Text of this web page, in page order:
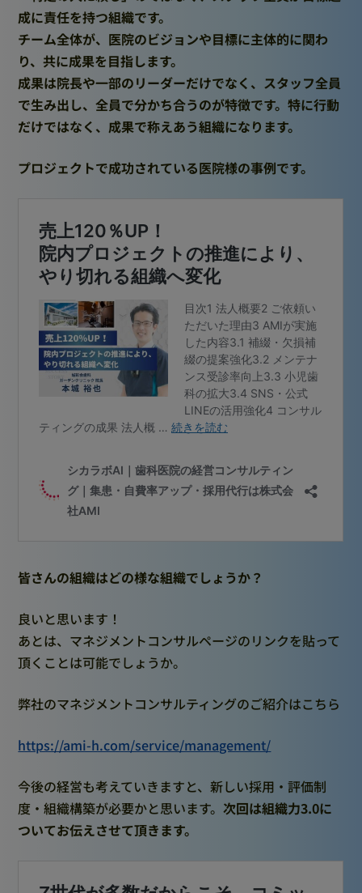
成に責任を持つ組織です。
チーム全体が、医院のビジョンや目標に主体的に関わ
り、共に成果を目指します。
成果は院長や一部のリーダーだけでなく、スタッフ全員
で生み出し、全員で分かち合うのが特徴です。特に行動
だけではなく、成果で称えあう組織になります。
プロジェクトで成功されている医院様の事例です。
皆さんの組織はどの様な組織でしょうか？
良いと思います！
あとは、マネジメントコンサルページのリンクを貼って
頂くことは可能でしょうか。
弊社のマネジメントコンサルティングのご紹介はこちら
https://ami-h.com/service/management/
今後の経営も考えていきますと、新しい採用・評価制
度・組織構築が必要かと思います。次回は組織力3.0に
ついてお伝えさせて頂きます。